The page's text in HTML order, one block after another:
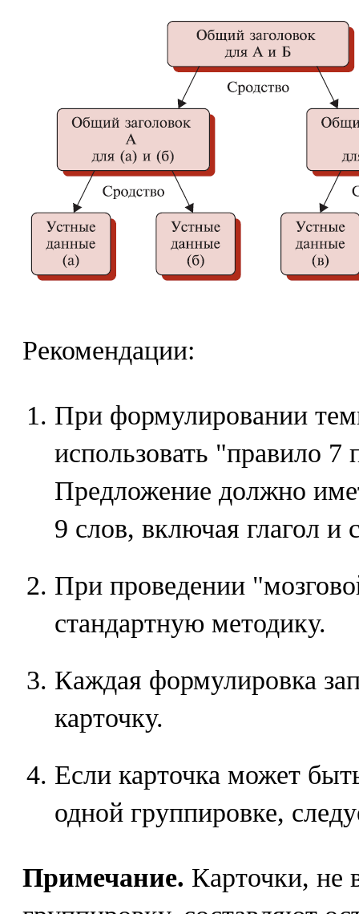
Рекомендации:
При формулировании
использовать "правило
Предложение должно
9 слов, включая глагол и
При проведении
стандартную методику.
Каждая формулировка
карточку.
Если карточка может
одной группировке,
Примечание. Карточки, не